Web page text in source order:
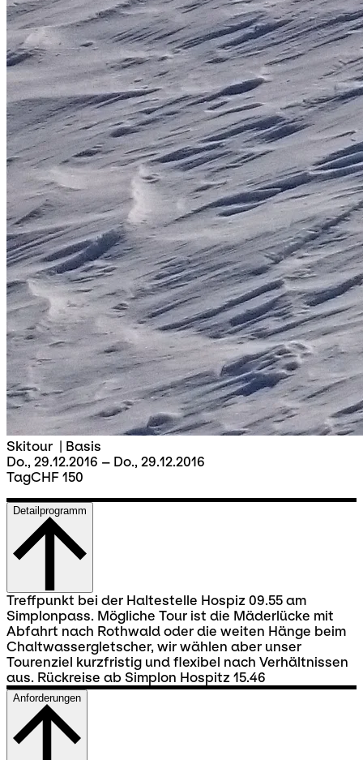
Skitour | Basis
Do., 29.12.2016 – Do., 29.12.2016
TagCHF 150
Detailprogramm
Treffpunkt bei der Haltestelle Hospiz 09.55 am
Simplonpass. Mögliche Tour ist die Mäderlücke mit
Abfahrt nach Rothwald oder die weiten Hänge beim
Chaltwassergletscher, wir wählen aber unser
Tourenziel kurzfristig und flexibel nach Verhältnissen
aus. Rückreise ab Simplon Hospitz 15.46
Anforderungen